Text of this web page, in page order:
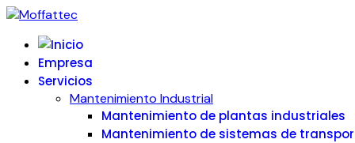
Empresa
Servicios
Mantenimiento Industrial
Mantenimiento de plantas industriales
Mantenimiento de sistemas de